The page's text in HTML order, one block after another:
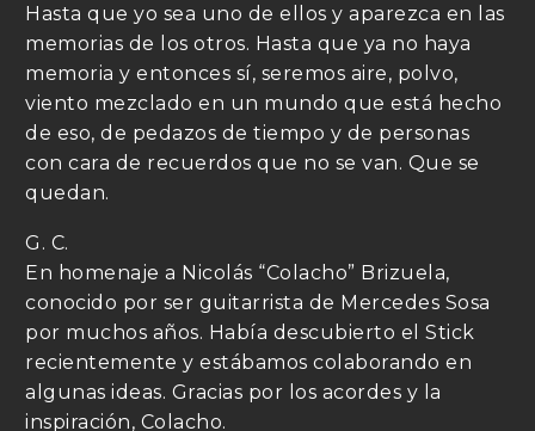
Hasta que yo sea uno de ellos y aparezca en las
memorias de los otros. Hasta que ya no haya
memoria y entonces sí, seremos aire, polvo,
viento mezclado en un mundo que está hecho
de eso, de pedazos de tiempo y de personas
con cara de recuerdos que no se van. Que se
quedan.
G. C.
En homenaje a Nicolás “Colacho” Brizuela,
conocido por ser guitarrista de Mercedes Sosa
por muchos años. Había descubierto el Stick
recientemente y estábamos colaborando en
algunas ideas. Gracias por los acordes y la
inspiración, Colacho.